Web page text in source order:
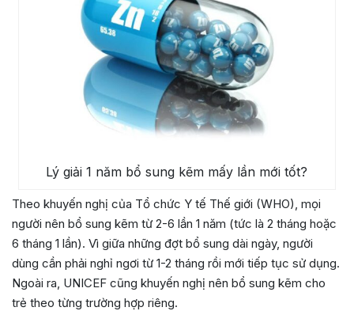
Lý giải 1 năm bổ sung kẽm mấy lần mới tốt?
Theo khuyến nghị của Tổ chức Y tế Thế giới (WHO), mọi
người nên bổ sung kẽm từ 2-6 lần 1 năm (tức là 2 tháng hoặc
6 tháng 1 lần). Vì giữa những đợt bổ sung dài ngày, người
dùng cần phải nghỉ ngơi từ 1-2 tháng rồi mới tiếp tục sử dụng.
Ngoài ra, UNICEF cũng khuyến nghị nên bổ sung kẽm cho
trẻ theo từng trường hợp riêng.